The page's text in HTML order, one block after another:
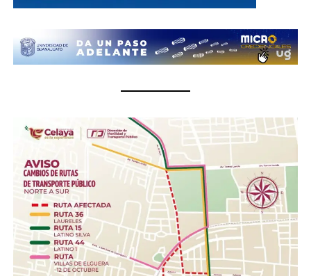
donaciones podrán entregarse del 1 al 10 de julio, en un
¿Qué se puede donar?
Insumos de limpieza.- Aromatizante, detergente,
cloro, desinfectantes, escobas, trapeadores,
cubetas, jergas.
Higiene personal.- Shampoo, pasta dental, jabón de
barra, toallas húmedas, toallas sanitarias, rastrillos.
Herramientas .- Pala, pico, guantes, linternas,
cascos, pilas.